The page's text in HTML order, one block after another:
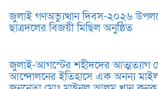
জুলাই গণঅভ্যুত্থান দিবস-২০২৬
ছাত্রদলের বিজয়ী মিছিল অনুষ্ঠিত
জুলাই-আগস্টের শহীদদের আত্মত্যাগ
আন্দোলনের ইতিহাসে এক অনন্য